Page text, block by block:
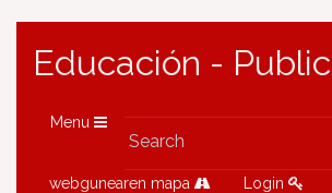
Educación -
Menu
webgunearen mapa Login